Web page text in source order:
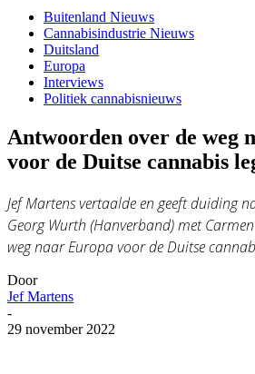
Buitenland Nieuws
Cannabisindustrie Nieuws
Duitsland
Europa
Interviews
Politiek cannabisnieuws
Antwoorden over de weg
voor de Duitse cannabis
Jef Martens vertaalde en geeft duiding
Georg Wurth (Hanverband) met Carmen
weg naar Europa voor de Duitse
Door
Jef Martens
-
29 november 2022